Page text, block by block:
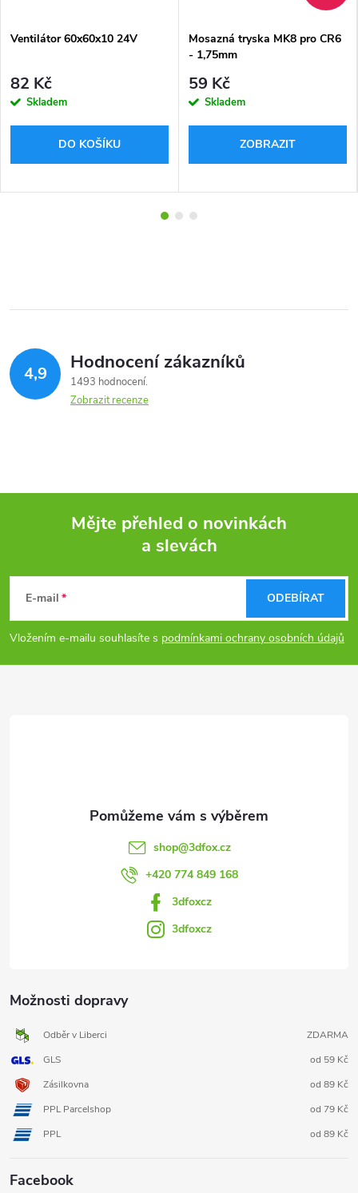
Ventilátor 60x60x10 24V
82 Kč
Skladem
DO KOŠÍKU
Mosazná tryska MK8 pro CR6
- 1,75mm
59 Kč
Skladem
ZOBRAZIT
4,9 Hodnocení zákazníků
1493 hodnocení
Zobrazit recenze
p
a
Mějte přehled o novinkách
a slevách
E-mail
Vložením e-mailu souhlasíte s podmínkami ochrany osobních údajů
ODEBÍRAT
Možnosti dopravy
Odběr v Liberci
ZDARMA
GLS
od 59 Kč
Zásilkovna
od 89 Kč
PPL Parcelshop
od 79 Kč
PPL
od 89 Kč
Facebook
shop@3dfox.cz
+420 774 849 168
3dfoxcz
3dfoxcz